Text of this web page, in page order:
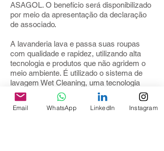
ASAGOL. O benefício será disponibilizado
por meio da apresentação da declaração
de associado.
A lavanderia lava e passa suas roupas
com qualidade e rapidez, utilizando alta
tecnologia e produtos que não agridem o
meio ambiente. É utilizado o sistema de
lavagem Wet Cleaning, uma tecnologia
moderna que combina:
1. Baixo volume de água que evita o
Email WhatsApp LinkedIn Instagram